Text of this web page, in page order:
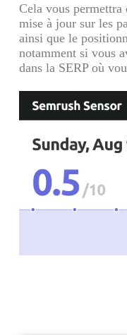
Cela vous
mise à jour sur les
ainsi que le
notamment si vous
dans la SERP où